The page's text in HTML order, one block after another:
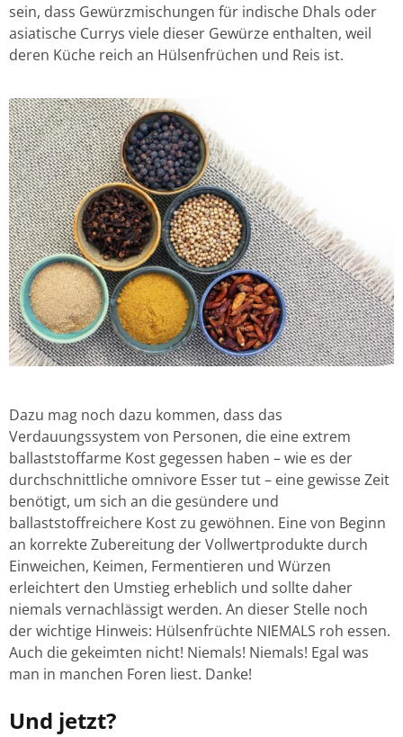
sein, dass Gewürzmischungen für indische Dhals oder
asiatische Currys viele dieser Gewürze enthalten, weil
deren Küche reich an Hülsenfrüchen und Reis ist.
Dazu mag noch dazu kommen, dass das
Verdauungssystem von Personen, die eine extrem
ballaststoffarme Kost gegessen haben – wie es der
durchschnittliche omnivore Esser tut – eine gewisse Zeit
benötigt, um sich an die gesündere und
ballaststoffreichere Kost zu gewöhnen. Eine von Beginn
an korrekte Zubereitung der Vollwertprodukte durch
Einweichen, Keimen, Fermentieren und Würzen
erleichtert den Umstieg erheblich und sollte daher
niemals vernachlässigt werden. An dieser Stelle noch
der wichtige Hinweis: Hülsenfrüchte NIEMALS roh essen.
Auch die gekeimten nicht! Niemals! Niemals! Egal was
man in manchen Foren liest. Danke!
Und jetzt?